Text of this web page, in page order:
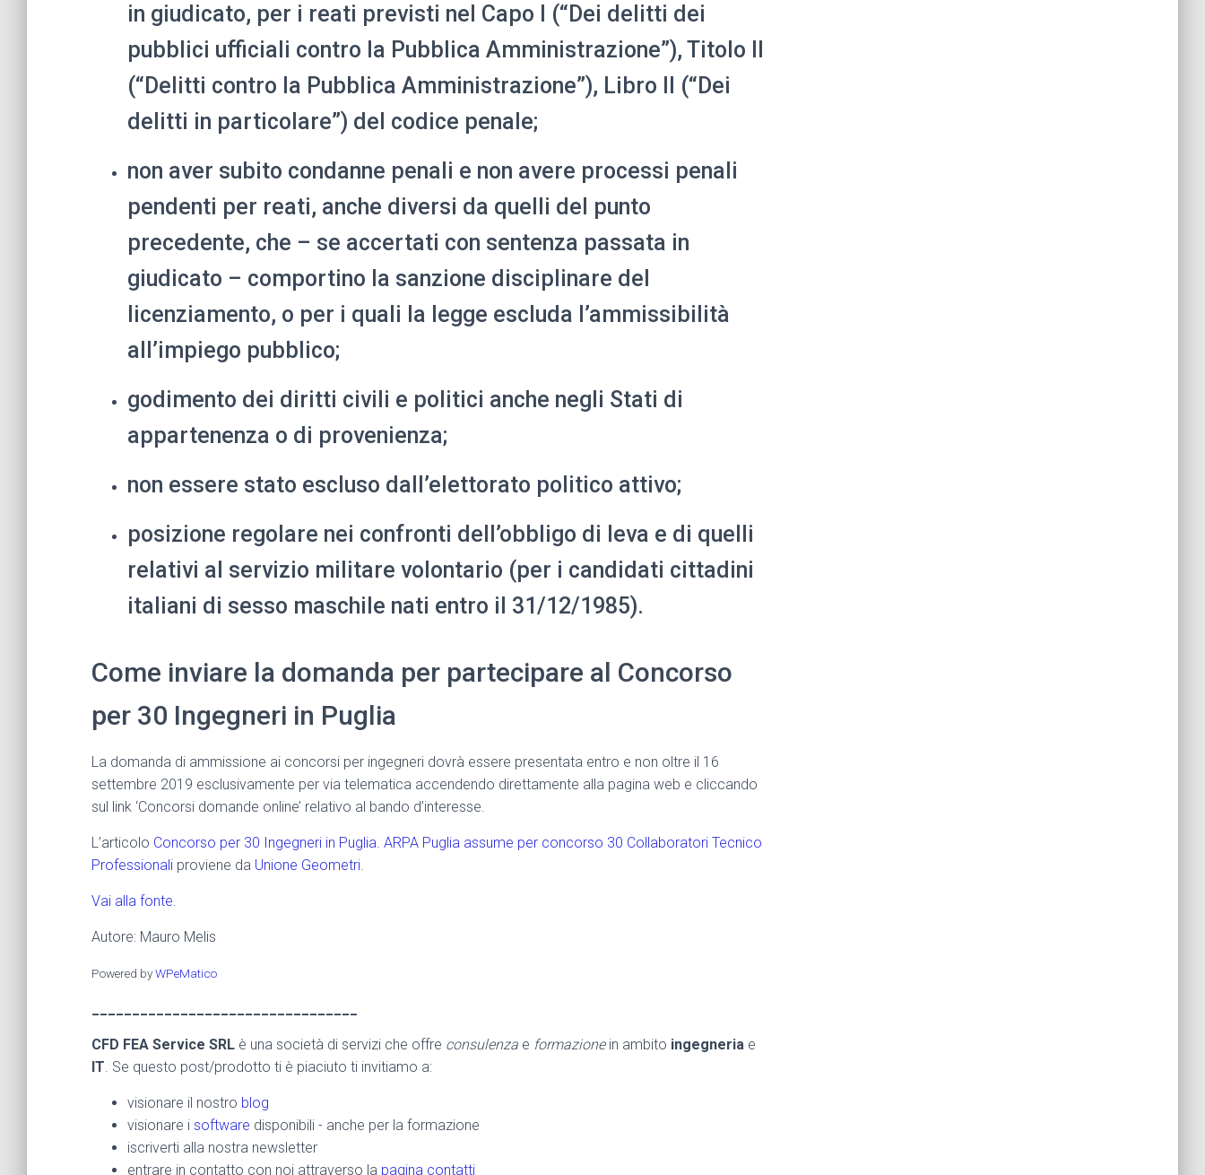
in giudicato, per i reati previsti nel Capo I (“Dei delitti dei
pubblici ufficiali contro la Pubblica Amministrazione”), Titolo II
(“Delitti contro la Pubblica Amministrazione”), Libro II (“Dei
delitti in particolare”) del codice penale;
non aver subito condanne penali e non avere processi penali
pendenti per reati, anche diversi da quelli del punto
precedente, che – se accertati con sentenza passata in
giudicato – comportino la sanzione disciplinare del
licenziamento, o per i quali la legge escluda l’ammissibilità
all’impiego pubblico;
godimento dei diritti civili e politici anche negli Stati di
appartenenza o di provenienza;
non essere stato escluso dall’elettorato politico attivo;
posizione regolare nei confronti dell’obbligo di leva e di quelli
relativi al servizio militare volontario (per i candidati cittadini
italiani di sesso maschile nati entro il 31/12/1985).
Come inviare la domanda per partecipare al Concorso
per 30 Ingegneri in Puglia
La domanda di ammissione ai concorsi per ingegneri dovrà essere presentata entro e non oltre il 16
settembre 2019 esclusivamente per via telematica accendendo direttamente alla pagina web e cliccando
sul link ‘Concorsi domande online’ relativo al bando d’interesse.
L’articolo Concorso per 30 Ingegneri in Puglia. ARPA Puglia assume per concorso 30 Collaboratori Tecnico
Professionali proviene da Unione Geometri.
Vai alla fonte.
Autore: Mauro Melis
Powered byWPeMatico
CFD FEA Service SRL è una società di servizi che offre consulenza e formazionein ambito ingegneria e
IT. Se questo post/prodotto ti è piaciuto ti invitiamo a:
visionare il nostro blog
visionare i software disponibili - anche per la formazione
iscriverti alla nostra newsletter
entrare in contatto con noi attraverso la pagina contatti